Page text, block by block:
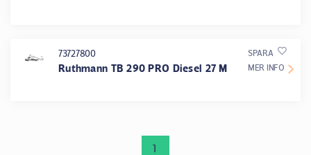
73727800
Ruthmann TB 290 PRO Diesel 27 M
SPARA
MER INFO
1